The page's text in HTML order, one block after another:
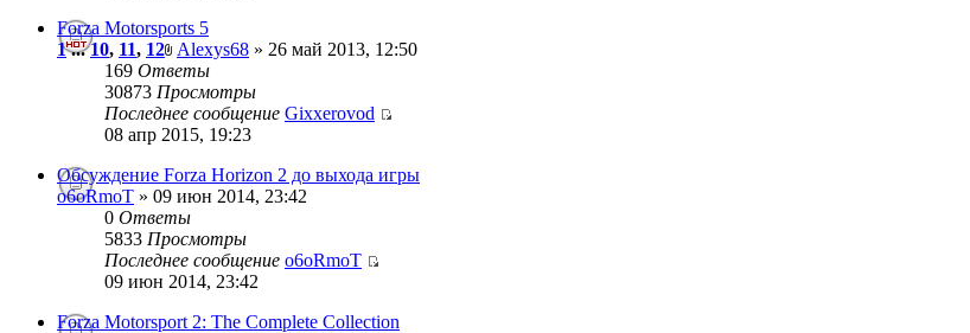
Forza Motorsports 5
1...10, 11, 12 Alexys68 » 26 май 2013, 12:50
169 Ответы
30873 Просмотры
Последнее сообщение Gixxerovod
08 апр 2015, 19:23
Обсуждение Forza Horizon 2 до выхода игры
o6oRmoT » 09 июн 2014, 23:42
0 Ответы
5833 Просмотры
Последнее сообщение o6oRmoT
09 июн 2014, 23:42
Forza Motorsport 2: The Complete Collection